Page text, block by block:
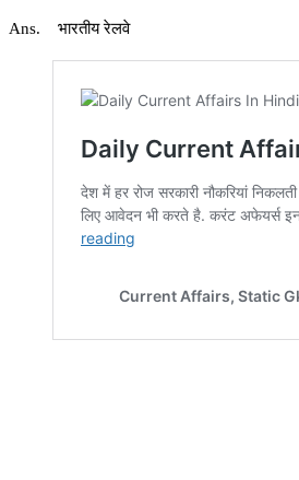
Ans. भारतीय रेलवे